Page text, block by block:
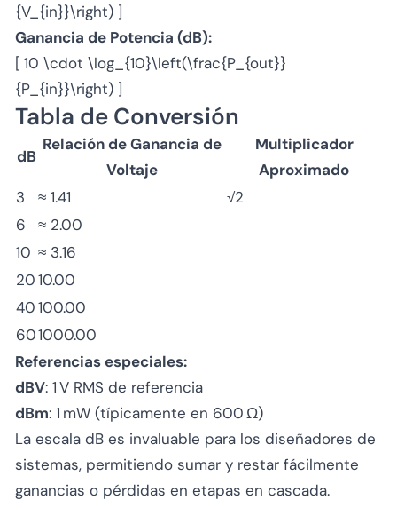
{V_{in}}\right) ]
Ganancia de Potencia (dB):
[ 10 \cdot \log_{10}\left(\frac{P_{out}}
{P_{in}}\right) ]
Tabla de Conversión
dB
Relación de Ganancia de
Voltaje
Multiplicador
Aproximado
3
≈ 1.41
√2
6
≈ 2.00
10 ≈ 3.16
2010.00
40100.00
601000.00
Referencias especiales:
dBV: 1 V RMS de referencia
dBm: 1 mW (típicamente en 600 Ω)
La escala dB es invaluable para los diseñadores de
sistemas, permitiendo sumar y restar fácilmente
ganancias o pérdidas en etapas en cascada.